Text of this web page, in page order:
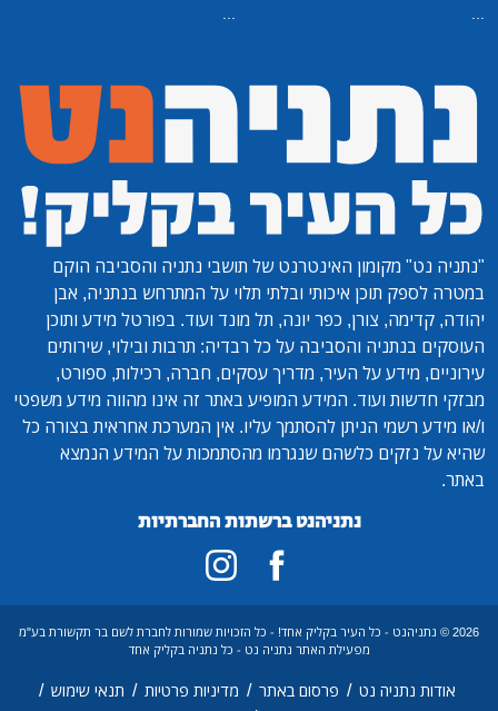
"נתניה נט" מקומון האינטרנט של תושבי נתניה והסביבה הוקם
במטרה לספק תוכן איכותי ובלתי תלוי על המתרחש בנתניה, אבן
יהודה, קדימה, צורן, כפר יונה, תל מונד ועוד. בפורטל מידע ותוכן
העוסקים בנתניה והסביבה על כל רבדיה: תרבות ובילוי, שירותים
עירוניים, מידע על העיר, מדריך עסקים, חברה, רכילות, ספורט,
מבזקי חדשות ועוד. המידע המופיע באתר זה אינו מהווה מידע משפטי
ו/או מידע רשמי הניתן להסתמך עליו. אין המערכת אחראית בצורה כל
שהיא על נזקים כלשהם שנגרמו מהסתמכות על המידע הנמצא
באתר.
נתניהנט ברשתות החברתיות
2026 © נתניהנט - כל העיר בקליק אחד! - כל הזכויות שמורות לחברת לשם בר תקשורת בע"מ
מפעילת האתר נתניה נט - כל נתניה בקליק אחד
אודות נתניה נט / פרסום באתר / מדיניות פרטיות / תנאי שימוש /